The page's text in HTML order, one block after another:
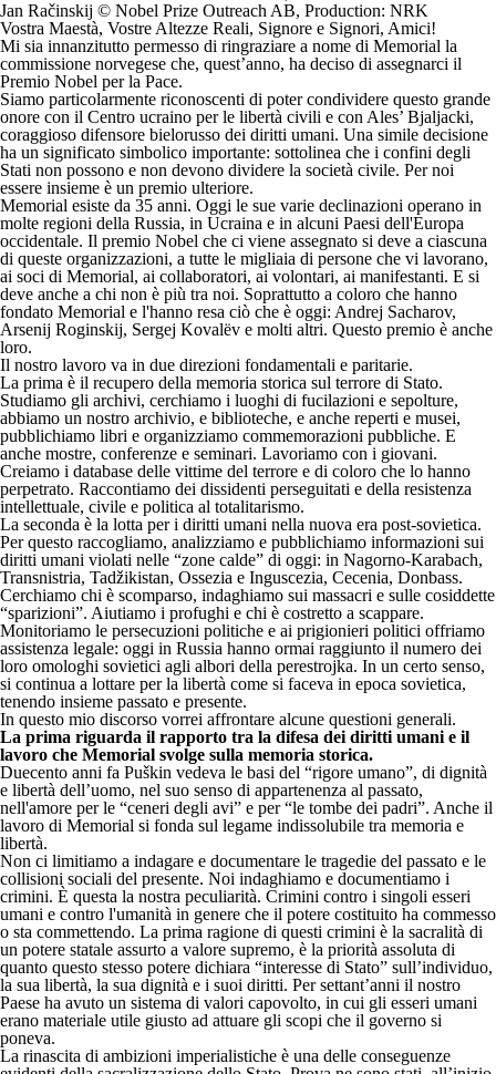
Jan Račinskij © Nobel Prize Outreach AB, Production: NRK
Vostra Maestà, Vostre Altezze Reali, Signore e Signori, Amici!
Mi sia innanzitutto permesso di ringraziare a nome di Memorial la
commissione norvegese che, quest’anno, ha deciso di assegnarci il
Premio Nobel per la Pace.
Siamo particolarmente riconoscenti di poter condividere questo grande
onore con il Centro ucraino per le libertà civili e con Ales’ Bjaljacki,
coraggioso difensore bielorusso dei diritti umani. Una simile decisione
ha un significato simbolico importante: sottolinea che i confini degli
Stati non possono e non devono dividere la società civile. Per noi
essere insieme è un premio ulteriore.
Memorial esiste da 35 anni. Oggi le sue varie declinazioni operano in
molte regioni della Russia, in Ucraina e in alcuni Paesi dell'Europa
occidentale. Il premio Nobel che ci viene assegnato si deve a ciascuna
di queste organizzazioni, a tutte le migliaia di persone che vi lavorano,
ai soci di Memorial, ai collaboratori, ai volontari, ai manifestanti. E si
deve anche a chi non è più tra noi. Soprattutto a coloro che hanno
fondato Memorial e l'hanno resa ciò che è oggi: Andrej Sacharov,
Arsenij Roginskij, Sergej Kovalëv e molti altri. Questo premio è anche
loro.
Il nostro lavoro va in due direzioni fondamentali e paritarie.
La prima è il recupero della memoria storica sul terrore di Stato.
Studiamo gli archivi, cerchiamo i luoghi di fucilazioni e sepolture,
abbiamo un nostro archivio, e biblioteche, e anche reperti e musei,
pubblichiamo libri e organizziamo commemorazioni pubbliche. E
anche mostre, conferenze e seminari. Lavoriamo con i giovani.
Creiamo i database delle vittime del terrore e di coloro che lo hanno
perpetrato. Raccontiamo dei dissidenti perseguitati e della resistenza
intellettuale, civile e politica al totalitarismo.
La seconda è la lotta per i diritti umani nella nuova era post-sovietica.
Per questo raccogliamo, analizziamo e pubblichiamo informazioni sui
diritti umani violati nelle “zone calde” di oggi: in Nagorno-Karabach,
Transnistria, Tadžikistan, Ossezia e Inguscezia, Cecenia, Donbass.
Cerchiamo chi è scomparso, indaghiamo sui massacri e sulle cosiddette
“sparizioni”. Aiutiamo i profughi e chi è costretto a scappare.
Monitoriamo le persecuzioni politiche e ai prigionieri politici offriamo
assistenza legale: oggi in Russia hanno ormai raggiunto il numero dei
loro omologhi sovietici agli albori della perestrojka. In un certo senso,
si continua a lottare per la libertà come si faceva in epoca sovietica,
tenendo insieme passato e presente.
In questo mio discorso vorrei affrontare alcune questioni generali.
La prima riguarda il rapporto tra la difesa dei diritti umani e il
lavoro che Memorial svolge sulla memoria storica.
Duecento anni fa Puškin vedeva le basi del “rigore umano”, di dignità
e libertà dell’uomo, nel suo senso di appartenenza al passato,
nell'amore per le “ceneri degli avi” e per “le tombe dei padri”. Anche il
lavoro di Memorial si fonda sul legame indissolubile tra memoria e
libertà.
Non ci limitiamo a indagare e documentare le tragedie del passato e le
collisioni sociali del presente. Noi indaghiamo e documentiamo i
crimini. È questa la nostra peculiarità. Crimini contro i singoli esseri
umani e contro l'umanità in genere che il potere costituito ha commesso
o sta commettendo. La prima ragione di questi crimini è la sacralità di
un potere statale assurto a valore supremo, è la priorità assoluta di
quanto questo stesso potere dichiara “interesse di Stato” sull’individuo,
la sua libertà, la sua dignità e i suoi diritti. Per settant’anni il nostro
Paese ha avuto un sistema di valori capovolto, in cui gli esseri umani
erano materiale utile giusto ad attuare gli scopi che il governo si
poneva.
La rinascita di ambizioni imperialistiche è una delle conseguenze